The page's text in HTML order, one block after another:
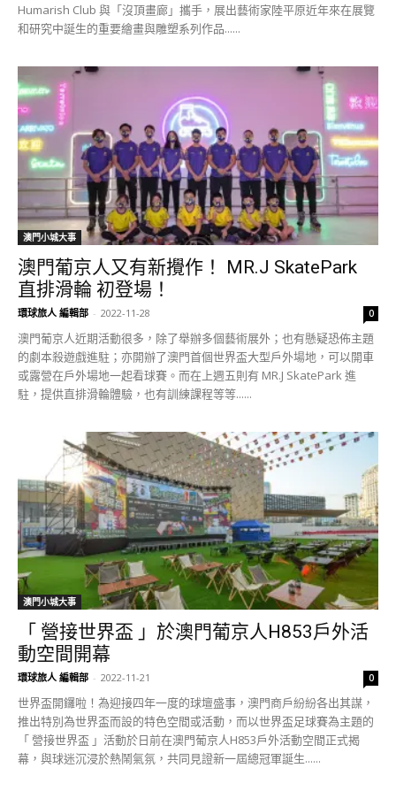
Humarish Club 與「沒頂畫廊」攜手，展出藝術家陸平原近年來在展覽
和研究中誕生的重要繪畫與雕塑系列作品......
澳門小城大事
澳門葡京人又有新攪作！ MR.J SkatePark
直排滑輪 初登場！
環球旅人 編輯部 - 2022-11-28 0
澳門葡京人近期活動很多，除了舉辦多個藝術展外；也有懸疑恐佈主題
的劇本殺遊戲進駐；亦開辦了澳門首個世界盃大型戶外場地，可以開車
或露營在戶外場地一起看球賽。而在上週五則有 MR.J SkatePark 進
駐，提供直排滑輪體驗，也有訓練課程等等......
澳門小城大事
「 營接世界盃 」於澳門葡京人H853戶外活
動空間開幕
環球旅人 編輯部 - 2022-11-21 0
世界盃開鑼啦！為迎接四年一度的球壇盛事，澳門商戶紛紛各出其謀，
推出特別為世界盃而設的特色空間或活動，而以世界盃足球賽為主題的
「 營接世界盃 」活動於日前在澳門葡京人H853戶外活動空間正式揭
幕，與球迷沉浸於熱鬧氣氛，共同見證新一屆總冠軍誕生......